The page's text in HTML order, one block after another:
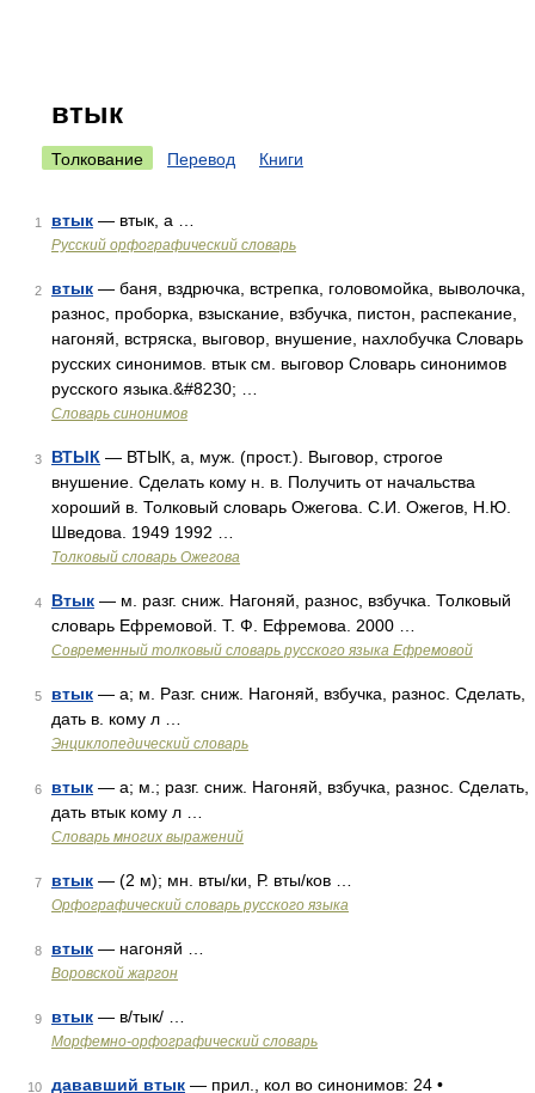
втык
Толкование Перевод Книги
1 втык — втык, а …
Русский орфографический словарь
2 втык — баня, вздрючка, встрепка, головомойка, выволочка,
разнос, проборка, взыскание, взбучка, пистон, распекание,
нагоняй, встряска, выговор, внушение, нахлобучка Словарь
русских синонимов. втык см. выговор Словарь синонимов
русского языка.&#8230; …
Словарь синонимов
3 ВТЫК — ВТЫК, а, муж. (прост.). Выговор, строгое
внушение. Сделать кому н. в. Получить от начальства
хороший в. Толковый словарь Ожегова. С.И. Ожегов, Н.Ю.
Шведова. 1949 1992 …
Толковый словарь Ожегова
4 Втык — м. разг. сниж. Нагоняй, разнос, взбучка. Толковый
словарь Ефремовой. Т. Ф. Ефремова. 2000 …
Современный толковый словарь русского языка Ефремовой
5 втык — а; м. Разг. сниж. Нагоняй, взбучка, разнос. Сделать,
дать в. кому л …
Энциклопедический словарь
6 втык — а; м.; разг. сниж. Нагоняй, взбучка, разнос. Сделать,
дать втык кому л …
Словарь многих выражений
7 втык — (2 м); мн. вты/ки, Р. вты/ков …
Орфографический словарь русского языка
8 втык — нагоняй …
Воровской жаргон
9 втык — в/тык/ …
Морфемно-орфографический словарь
10 дававший втык — прил., кол во синонимов: 24 •